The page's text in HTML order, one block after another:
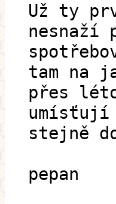
Už ty
nesnaží
tam na
přes
umísťují
stejně
pepan